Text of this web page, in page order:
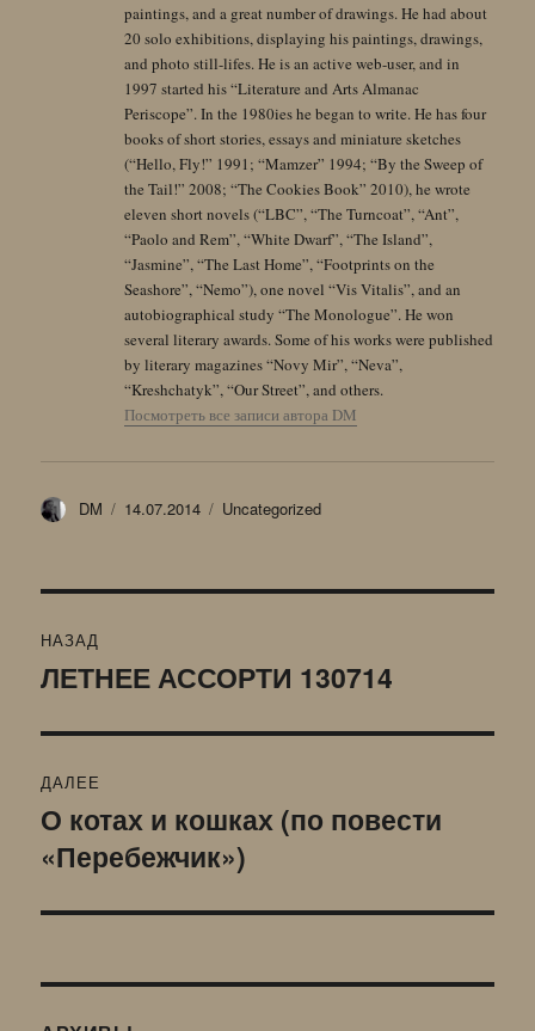
paintings, and a great number of drawings. He had about
20 solo exhibitions, displaying his paintings, drawings,
and photo still-lifes. He is an active web-user, and in
1997 started his “Literature and Arts Almanac
Periscope”. In the 1980ies he began to write. He has four
books of short stories, essays and miniature sketches
(“Hello, Fly!” 1991; “Mamzer” 1994; “By the Sweep of
the Tail!” 2008; “The Cookies Book” 2010), he wrote
eleven short novels (“LBC”, “The Turncoat”, “Ant”,
“Paolo and Rem”, “White Dwarf”, “The Island”,
“Jasmine”, “The Last Home”, “Footprints on the
Seashore”, “Nemo”), one novel “Vis Vitalis”, and an
autobiographical study “The Monologue”. He won
several literary awards. Some of his works were published
by literary magazines “Novy Mir”, “Neva”,
“Kreshchatyk”, “Our Street”, and others.
Посмотреть все записи автора DM
Автор
DM Опубликовано
14.07.2014 Рубрики
Uncategorized
по
НАЗАД
Предыдущая
ЛЕТНЕЕ АССОРТИ 130714
ДАЛЕЕ
Следующая
запись:
О котах и кошках (по повести
«Перебежчик»)